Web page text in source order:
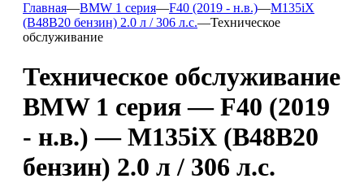
Главная—BMW 1 серия—F40 (2019 - н.в.)—M135iX
(B48B20 бензин) 2.0 л / 306 л.с.—Техническое
обслуживание
Техническое обслуживание
BMW 1 серия — F40 (2019
- н.в.) — M135iX (B48B20
бензин) 2.0 л / 306 л.с.